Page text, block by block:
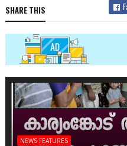
SHARE THIS
NEWS FEATURES